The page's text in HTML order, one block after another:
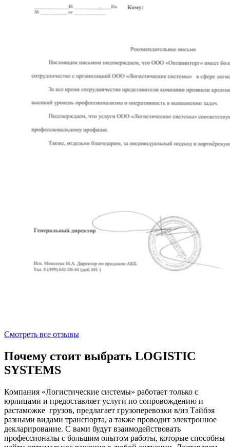
Смотреть все отзывы
Почему стоит выбрать LOGISTIC
SYSTEMS
Компания «Логистические системы» работает только с
юрлицами и предоставляет услуги по сопровождению и
растаможке грузов, предлагает грузоперевозки в/из Тайбэя
разными видами транспорта, а также проводит электронное
декларирование. С вами будут взаимодействовать
профессионалы с большим опытом работы, которые способны